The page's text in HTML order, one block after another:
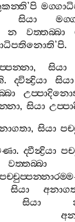
’පි
සියා
න වත‍්තබ‍්බා
’පි.
, සියා
.ද‍්වින්‍ද්‍රියා සියා
, සියා
, සියා
.ද‍්වීන්‍ද්‍රියා
වත‍්තබ‍්බා
සියා
සියා